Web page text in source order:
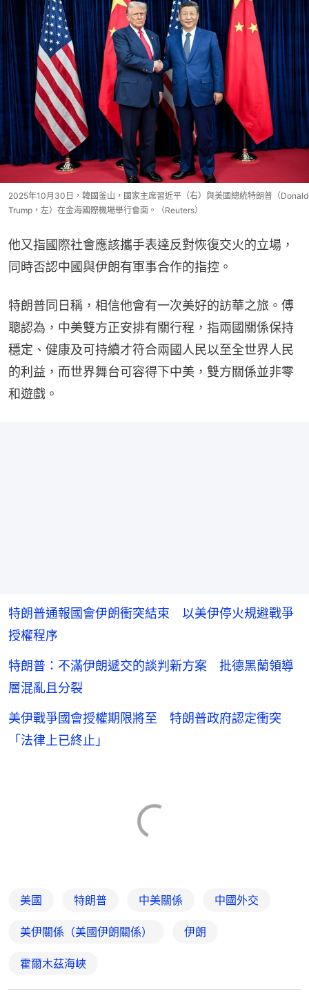
2025年10月30日，韓國釜山，國家主席習近平（右）與美國總統特朗普（Donald
Trump，左）在金海國際機場舉行會面。（Reuters）
他又指國際社會應該攜手表達反對恢復交火的立場，
同時否認中國與伊朗有軍事合作的指控。
特朗普同日稱，相信他會有一次美好的訪華之旅。傅
聰認為，中美雙方正安排有關行程，指兩國關係保持
穩定、健康及可持續才符合兩國人民以至全世界人民
的利益，而世界舞台可容得下中美，雙方關係並非零
和遊戲。
特朗普通報國會伊朗衝突結束 以美伊停火規避戰爭
授權程序
特朗普：不滿伊朗遞交的談判新方案 批德黑蘭領導
層混亂且分裂
美伊戰爭國會授權期限將至 特朗普政府認定衝突
「法律上已終止」
美國 特朗普 中美關係 中國外交
美伊關係（美國伊朗關係） 伊朗
霍爾木茲海峽